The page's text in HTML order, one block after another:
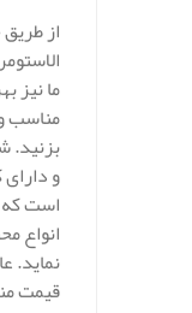
از
ما نیز
مناسب
و دارای
است که
انواع
نماید.
قیمت